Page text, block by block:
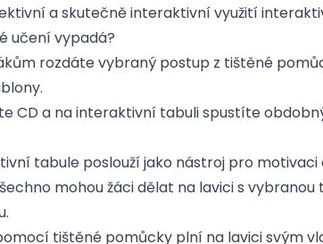
a skutečně interaktivní využití
učení vypadá?
rozdáte vybraný postup z tištěné
CD a na interaktivní tabuli spustíte
tabule poslouží jako nástroj pro motivaci
mohou žáci dělat na lavici s vybranou
tištěné pomůcky plní na lavici svým